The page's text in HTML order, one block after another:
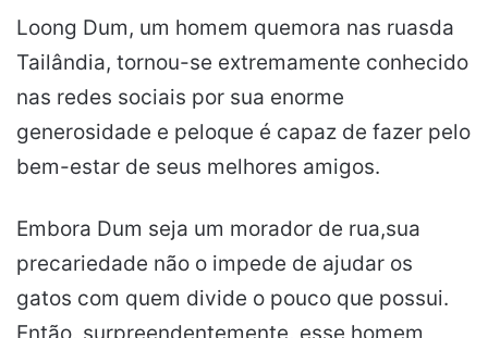
Loong Dum, um homem quemora nas ruasda
Tailândia, tornou-se extremamente conhecido
nas redes sociais por sua enorme
generosidade e peloque é capaz de fazer pelo
bem-estar de seus melhores amigos.
Embora Dum seja um morador de rua,sua
precariedade não o impede de ajudar os
gatos com quem divide o pouco que possui.